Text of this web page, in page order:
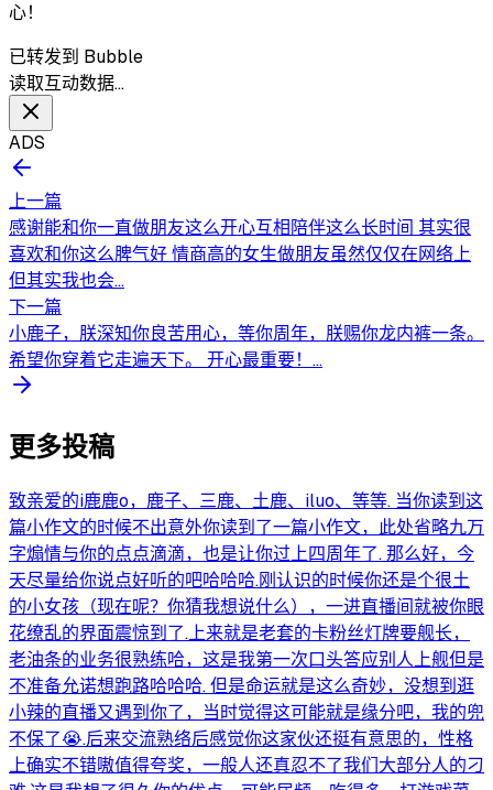
心！
已转发到 Bubble
读取互动数据…
ADS
上一篇
感谢能和你一直做朋友这么开心互相陪伴这么长时间 其实很
喜欢和你这么脾气好 情商高的女生做朋友虽然仅仅在网络上
但其实我也会...
下一篇
小鹿子，朕深知你良苦用心，等你周年，朕赐你龙内裤一条。
希望你穿着它走遍天下。 开心最重要！...
更多投稿
致亲爱的i鹿鹿o，鹿子、三鹿、土鹿、iluo、等等. 当你读到这
篇小作文的时候不出意外你读到了一篇小作文，此处省略九万
字煽情与你的点点滴滴，也是让你过上四周年了. 那么好，今
天尽量给你说点好听的吧哈哈哈.刚认识的时候你还是个很土
的小女孩（现在呢？你猜我想说什么），一进直播间就被你眼
花缭乱的界面震惊到了.上来就是老套的卡粉丝灯牌要舰长，
老油条的业务很熟练哈，这是我第一次口头答应别人上舰但是
不准备允诺想跑路哈哈哈. 但是命运就是这么奇妙，没想到逛
小辣的直播又遇到你了，当时觉得这可能就是缘分吧，我的兜
不保了😭.后来交流熟络后感觉你这家伙还挺有意思的，性格
上确实不错嗷值得夸奖，一般人还真忍不了我们大部分人的刁